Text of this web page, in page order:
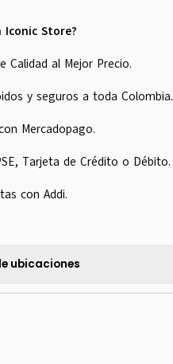
Iconic Store?
Calidad al Mejor Precio.
y seguros a toda Colombia.
Mercadopago.
Tarjeta de Crédito o Débito.
con Addi.
ubicaciones